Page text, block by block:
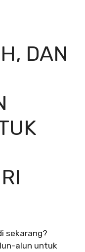
DAN
sekarang?
alun untuk